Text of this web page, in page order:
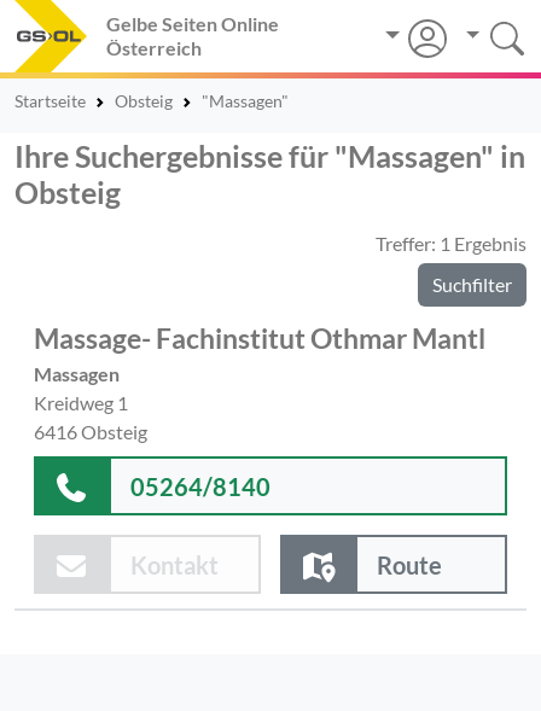
Gelbe Seiten Online
Österreich
Startseite Obsteig "Massagen"
Ihre Suchergebnisse für "Massagen" in
Obsteig
Treffer: 1 Ergebnis
Suchfilter
Massage- Fachinstitut Othmar Mantl
Massagen
Kreidweg 1
6416 Obsteig
05264/8140
Kontakt Route